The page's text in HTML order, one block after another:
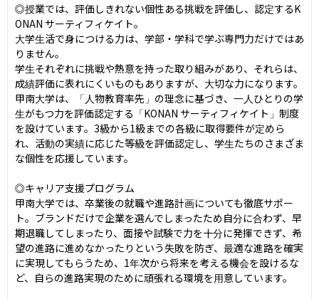
◎授業では、評価しきれない個性ある挑戦を評価し、認定するK
ONAN サーティフィケイト。
大学生活で身につける力は、学部・学科で学ぶ専門力だけではあ
りません。
学生それぞれに挑戦や熱意を持った取り組みがあり、それらは、
成績評価に表れにくいものもありますが、大切な力になります。
甲南大学は、「人物教育率先」の理念に基づき、一人ひとりの学
生がもつ力を評価認定する「KONAN サーティフィケイト」制度
を設けています。3級から1級までの各級に取得要件が定めら
れ、活動の実績に応じた等級を評価認定し、学生たちのさまざま
な個性を応援しています。
◎キャリア支援プログラム
甲南大学では、卒業後の就職や進路計画についても徹底サポー
ト。ブランドだけで企業を選んでしまったため自分に合わず、早
期退職してしまったり、面接や試験で力を十分に発揮できず、希
望の進路に進めなかったりという失敗を防ぎ、最適な進路を確実
に実現してもらうため、1年次から将来を考える機会を設けるな
ど、自らの進路実現のために頑張れる環境を用意しています。